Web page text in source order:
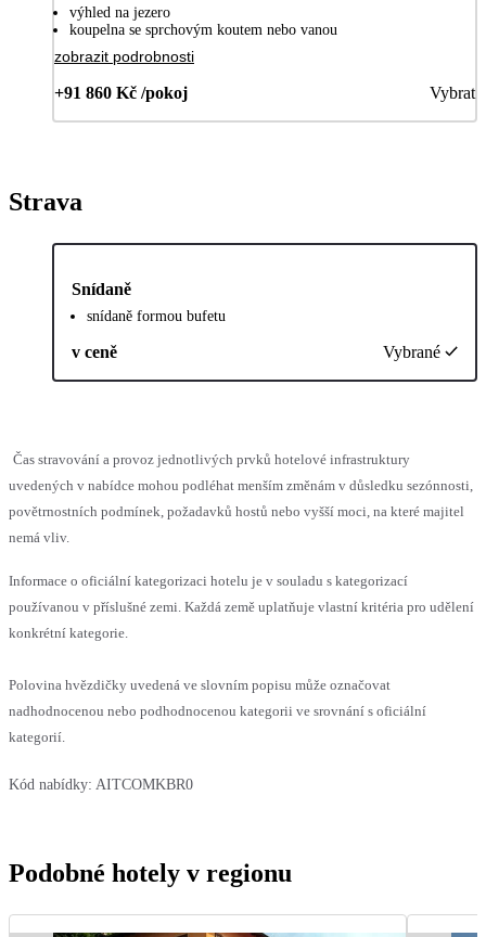
výhled na jezero
koupelna se sprchovým koutem nebo vanou
zobrazit podrobnosti
+91 860 Kč /pokoj Vybrat
Strava
Snídaně
snídaně formou bufetu
v ceně Vybrané
Čas stravování a provoz jednotlivých prvků hotelové infrastruktury
uvedených v nabídce mohou podléhat menším změnám v důsledku sezónnosti,
povětrnostních podmínek, požadavků hostů nebo vyšší moci, na které majitel
nemá vliv.
Informace o oficiální kategorizaci hotelu je v souladu s kategorizací
používanou v příslušné zemi. Každá země uplatňuje vlastní kritéria pro udělení
konkrétní kategorie.
Polovina hvězdičky uvedená ve slovním popisu může označovat
nadhodnocenou nebo podhodnocenou kategorii ve srovnání s oficiální
kategorií.
Kód nabídky: AITCOMKBR0
Podobné hotely v regionu